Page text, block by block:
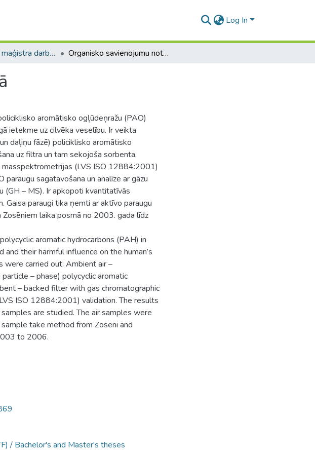
Log In
Bakalaura un maģistra darbi (EZTF) / Bachelor's and Master's theses Organisko savienojumu noteikšana gaisā
aromātisko ogļūdeņražu (PAO)
ietekme uz cilvēka veselību. Ir veikta
daļiņu fāzē) policiklisko aromātisko
uz filtra un tam sekojoša sorbenta,
masspektrometrijas (LVS ISO 12884:2001)
paraugu sagatavošana un analīze ar gāzu
– MS). Ir apkopoti kvantitatīvās
Gaisa paraugi tika ņemti ar aktīvo paraugu
laika posmā no 2003. gada līdz
aromatic hydrocarbons (PAH) in
their harmful influence on the human’s
were carried out: Ambient air –
– phase) polycyclic aromatic
– backed filter with gas chromatographic
ISO 12884:2001) validation. The results
are studied. The air samples were
take method from Zoseni and
to 2006.
/ Bachelor's and Master's theses